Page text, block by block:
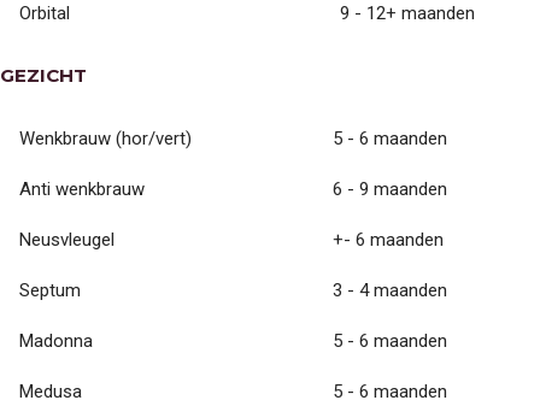
PIERCINGS
PRIJSLIJST PIERCINGS
ARTIESTEN
JOËLLE (TATTOO)
YASMINE (PIERCER)
Orbital 9 - 12+ maanden
GEZICHT
Wenkbrauw (hor/vert) 5 - 6 maanden
Anti wenkbrauw 6 - 9 maanden
Neusvleugel +- 6 maanden
Septum 3 - 4 maanden
Madonna 5 - 6 maanden
Medusa 5 - 6 maanden